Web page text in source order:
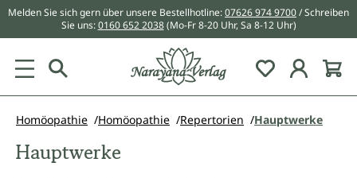
springen
Melden Sie sich gern über unsere Bestellhotline:07626 974 9700/ Schreiben
Sie uns:0160 652 2038 (Mo-Fr 8-20 Uhr, Sa 8-12 Uhr)
Du hast 0
Homöopathie Homöopathie Repertorien Hauptwerke
Hauptwerke